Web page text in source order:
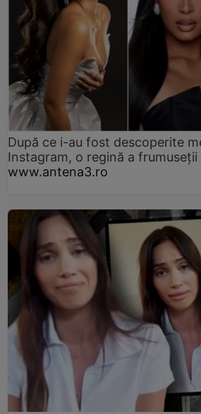
După ce i-au fost descoperite
Instagram, o regină a
www.antena3.ro